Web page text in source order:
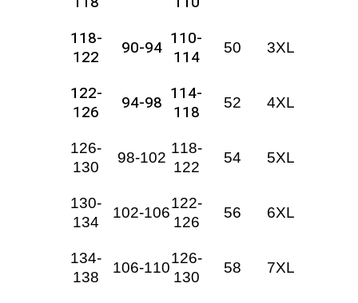
3XL
50
110-
114
90-94
118-
122
4XL
52
114-
118
94-98
122-
126
5XL
54
118-
122
98-102
126-
130
6XL
56
122-
126
102-106
130-
134
7XL
58
126-
130
106-110
134-
138